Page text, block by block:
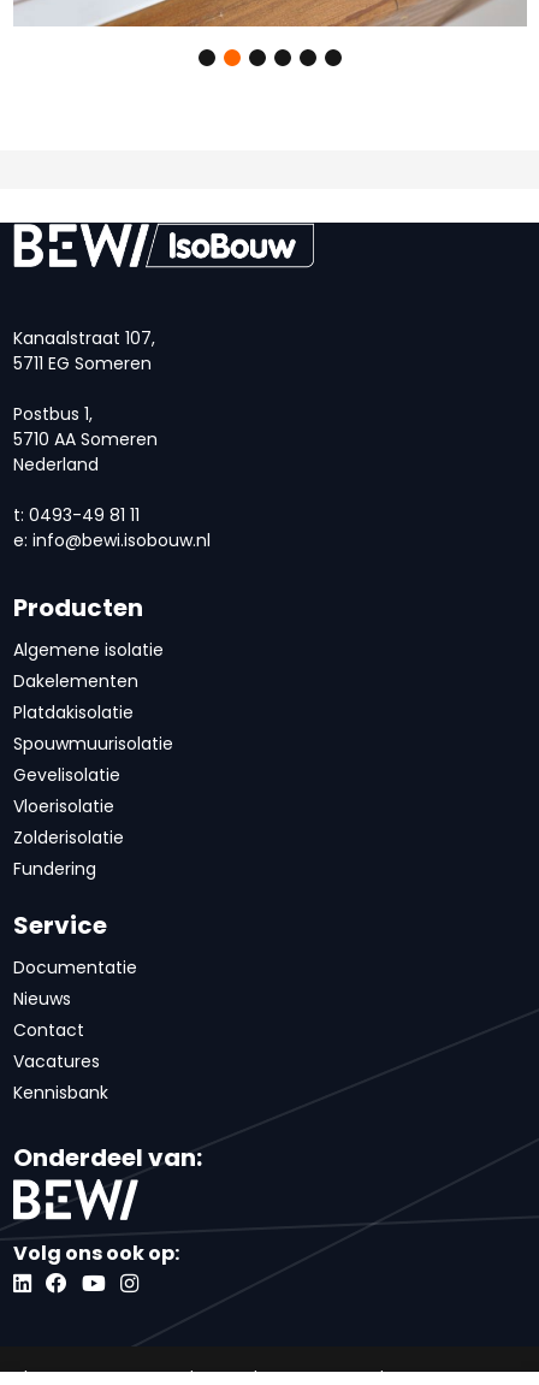
Kanaalstraat 107,
5711 EG Someren
Postbus 1,
5710 AA Someren
Nederland
t: 0493-49 81 11
e: info@bewi.isobouw.nl
Producten
Algemene isolatie
Dakelementen
Platdakisolatie
Spouwmuurisolatie
Gevelisolatie
Vloerisolatie
Zolderisolatie
Fundering
Service
Documentatie
Nieuws
Contact
Vacatures
Kennisbank
Onderdeel van:
Volg ons ook op:
Algemene voorwaarden Inkoopvoorwaarden